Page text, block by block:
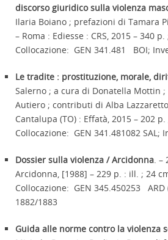
discorso giuridico sulla violenza
Ilaria Boiano ; prefazioni di Tamara
– Roma : Ediesse : CRS, 2015 – 340
Collocazione: GEN 341.481 BOI;
Le tradite : prostituzione, morale,
Salerno ; a cura di Donatella Mottin
Autiero ; contributi di Alba
Cantalupa (TO) : Effatà, 2015 – 202 p.
Collocazione: GEN 341.481082 SAL;
Dossier sulla violenza / Arcidonna .
Arcidonna, [1988] – 229 p. : ill. ; 24
Collocazione: GEN 345.450253
1882/1883
Guida alle norme contro la violenza